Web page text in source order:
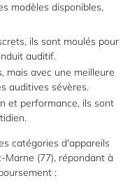
modèles disponibles,
ils sont moulés pour
auditif.
mais avec une meilleure
auditives sévères.
et performance, ils sont
catégories d'appareils
(77), répondant à
: